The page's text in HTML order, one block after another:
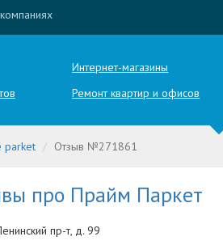
Интернет-магазины
Ремонт квартир и офисов
parket Отзыв №271861
про Прайм Паркет
пр-т, д. 99